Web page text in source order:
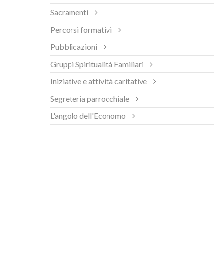
Sacramenti
Percorsi formativi
Pubblicazioni
Gruppi Spiritualità Familiari
Iniziative e attività caritative
Segreteria parrocchiale
L'angolo dell'Economo